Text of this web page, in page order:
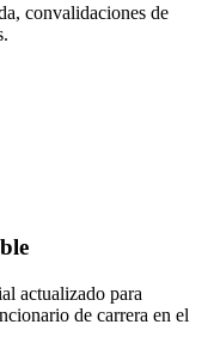
convalidaciones de
actualizado para
de carrera en el